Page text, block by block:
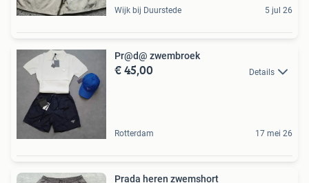
Wijk bij Duurstede 5 jul 26
Pr@d@ zwembroek
€ 45,00 Details
Rotterdam 17 mei 26
Prada heren zwemshort